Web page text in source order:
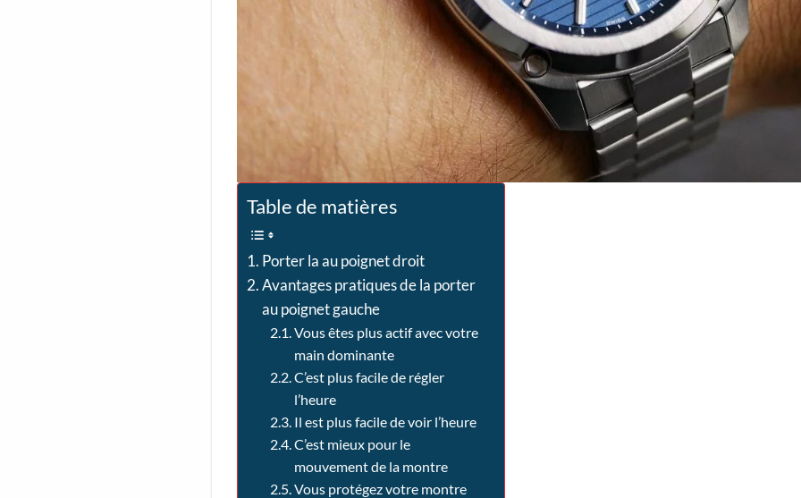
Table de matières
Porter la au poignet droit
Avantages pratiques de la porter
au poignet gauche
Vous êtes plus actif avec votre
main dominante
C’est plus facile de régler
l’heure
Il est plus facile de voir l’heure
C’est mieux pour le
mouvement de la montre
Vous protégez votre montre